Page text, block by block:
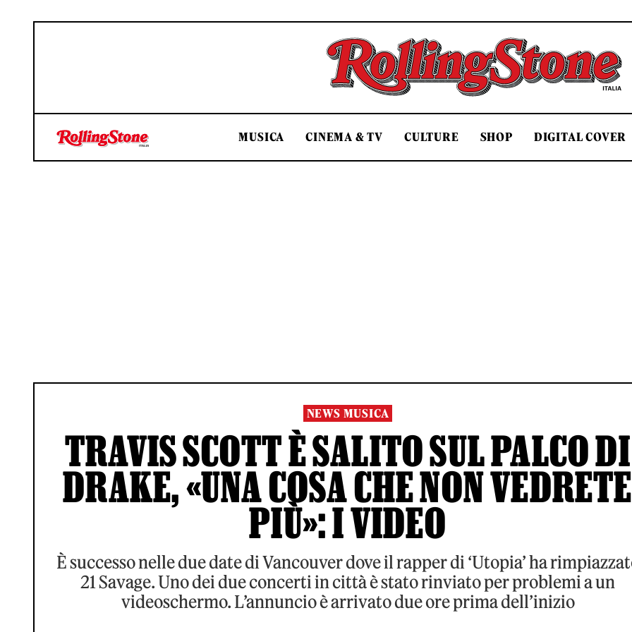
Rolling Stone Italia
MUSICA CINEMA & TV CULTURE SHOP DIGITAL COVER
NEWS MUSICA
TRAVIS SCOTT È SALITO SUL PALCO DI
DRAKE, «UNA COSA CHE NON VEDRETE
PIÙ»: I VIDEO
È successo nelle due date di Vancouver dove il rapper di ‘Utopia’ ha
21 Savage. Uno dei due concerti in città è stato rinviato per problemi a un
videoschermo. L’annuncio è arrivato due ore prima dell’inizio